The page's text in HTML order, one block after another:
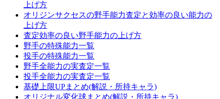
上げ方
オリジンサクセスの野手能力査定と効率の良い能力の
上げ方
査定効率の良い野手能力の上げ方
野手の特殊能力一覧
投手の特殊能力一覧
野手全能力の実査定一覧
投手全能力の実査定一覧
基礎上限UPまとめ(解説・所持キャラ)
オリジナル変化球まとめ(解説・所持キャラ)